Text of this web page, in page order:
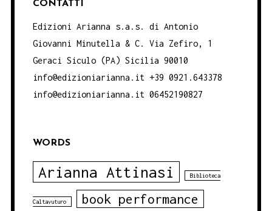
CONTATTI
Edizioni Arianna s.a.s. di Antonio
Giovanni Minutella & C. Via Zefiro, 1
Geraci Siculo (PA) Sicilia 90010
info@edizioniarianna.it +39 0921.643378
info@edizioniarianna.it 06452190827
WORDS
Arianna Attinasi Biblioteca
Caltavuturo book performance